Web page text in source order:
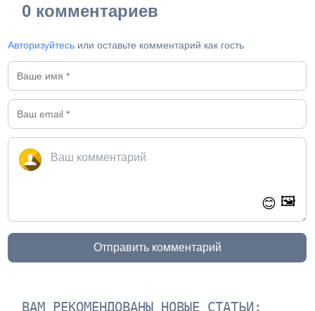
0 комментариев
Авторизуйтесь или оставьте комментарий как гость
😊 🖼️
Отправить комментарий
ВАМ РЕКОМЕНДОВАНЫ НОВЫЕ СТАТЬИ: